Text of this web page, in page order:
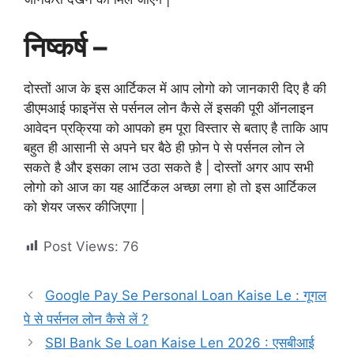
निष्कर्ष –
दोस्तों आज के इस आर्टिकल में आप लोगो को जानकारी दिए है की
डीएमआई फाइनेंस से पर्सनल लोन कैसे लें इसकी पूरी ऑनलाइन
आवेदन प्रक्रिया को आपको हम पूरा विस्तार से बताए है ताकि आप
बहुत ही आसानी से अपने घर बैठे ही फ़ोन पे से पर्सनल लोन ले
सकते है और इसका लाभ उठा सकते है | दोस्तों अगर आप सभी
लोगो को आज का यह आर्टिकल अच्छा लगा हो तो इस आर्टिकल
को शेयर जरूर कीजिएगा |
Post Views: 76
Google Pay Se Personal Loan Kaise Le : गूगल
पे से पर्सनल लोन कैसे लें ?
SBI Bank Se Loan Kaise Len 2026 : एसबीआई